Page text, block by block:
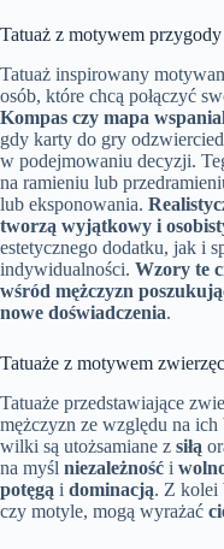
Tatuaż z motywem
Tatuaż inspirowany
osób, które chcą połączyć
Kompas czy mapa
gdy karty do gry
w podejmowaniu decyzji.
na ramieniu lub
lub eksponowania.
tworzą wyjątkowy i
estetycznego dodatku, jak i
indywidualności. Wzory te
wśród mężczyzn
nowe doświadczenia.
Tatuaże z motywem
Tatuaże przedstawiające
mężczyzn ze względu na
wilki są utożsamiane z siłą
na myśl niezależność i
potęgą i dominacją. Z kolei
czy motyle, mogą wyrażać